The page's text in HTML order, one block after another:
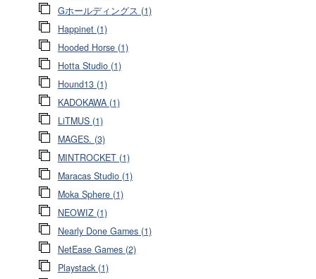
Gホールディングス (1)
Happinet (1)
Hooded Horse (1)
Hotta Studio (1)
Hound13 (1)
KADOKAWA (1)
LiTMUS (1)
MAGES. (3)
MINTROCKET (1)
Maracas Studio (1)
Moka Sphere (1)
NEOWIZ (1)
Nearly Done Games (1)
NetEase Games (2)
Playstack (1)